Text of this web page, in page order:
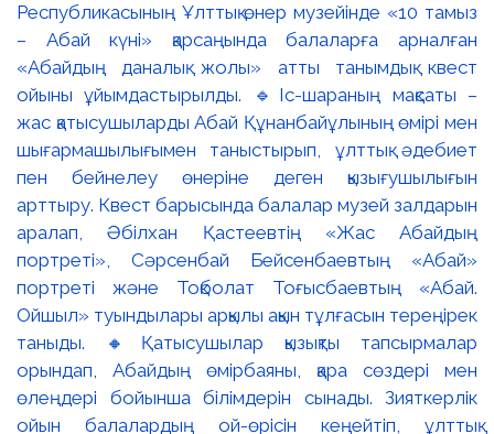
Республикасының Ұлттық өнер музейінде «10 тамыз
– Абай күні» қарсаңында балаларға арналған
«Абайдың даналық жолы» атты танымдық квест
ойыны ұйымдастырылды. 🔹Іс-шараның мақсаты –
жас қатысушыларды Абай Құнанбайұлының өмірі мен
шығармашылығымен таныстырып, ұлттық әдебиет
пен бейнелеу өнеріне деген қызығушылығын
арттыру. Квест барысында балалар музей залдарын
аралап, Әбілхан Қастеевтің «Жас Абайдың
портреті», Сәрсенбай Бейсенбаевтың «Абай»
портреті және Тоқболат Тоғысбаевтың «Абай.
Ойшыл» туындылары арқылы ақын тұлғасын тереңірек
таныды. 🔸Қатысушылар қызықты тапсырмалар
орындап, Абайдың өмірбаяны, қара сөздері мен
өлеңдері бойынша білімдерін сынады. Зияткерлік
ойын балалардың ой-өрісін кеңейтіп, ұлттық